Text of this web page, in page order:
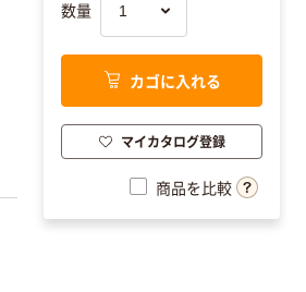
数量
カゴに入れる
マイカタログ登録
商品を比較